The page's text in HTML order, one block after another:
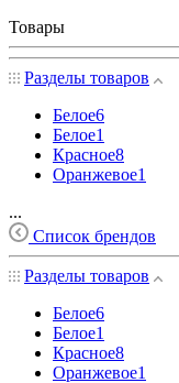
Товары
Разделы товаров
Белое6
Белое1
Красное8
Оранжевое1
...
Список брендов
Разделы товаров
Белое6
Белое1
Красное8
Оранжевое1